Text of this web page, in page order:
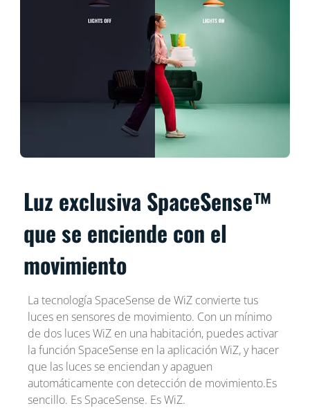
Luz exclusiva SpaceSense™
que se enciende con el
movimiento
La tecnología SpaceSense de WiZ convierte tus
luces en sensores de movimiento. Con un mínimo
de dos luces WiZ en una habitación, puedes activar
la función SpaceSense en la aplicación WiZ, y hacer
que las luces se enciendan y apaguen
automáticamente con detección de movimiento.Es
sencillo. Es SpaceSense. Es WiZ.